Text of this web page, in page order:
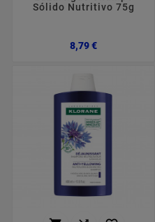
Sólido Nutritivo 75g
8,79 €Preço